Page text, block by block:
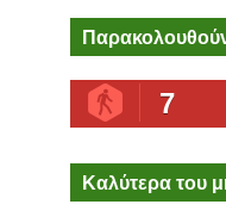
7
Καλύτερα του